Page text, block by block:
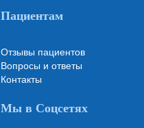
Пациентам
Отзывы пациентов
Вопросы и ответы
Контакты
Мы в Соцсетях